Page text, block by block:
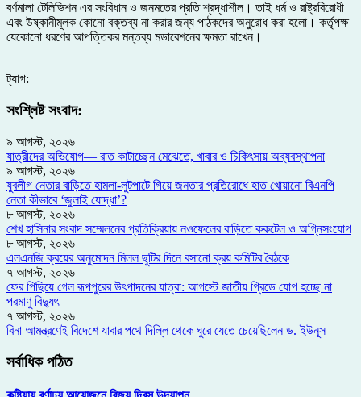
বর্ণমালা টেলিভিশন এর সংবিধান ও জনমতের প্রতি শ্রদ্ধাশীল। তাই ধর্ম ও রাষ্ট্রবিরোধী
এবং উষ্কানীমূলক কোনো বক্তব্য না করার জন্য পাঠকদের অনুরোধ করা হলো। কর্তৃপক্ষ
যেকোনো ধরণের আপত্তিকর মন্তব্য মডারেশনের ক্ষমতা রাখেন।
ট্যাগ:
সংশ্লিষ্ট সংবাদ:
৯ আগস্ট, ২০২৬
যাত্রীদের অভিযোগ— রাত কাটাচ্ছেন মেঝেতে, খাবার ও চিকিৎসায় অব্যবস্থাপনা
৯ আগস্ট, ২০২৬
যুবলীগ নেতার বাড়িতে হামলা-লুটপাটে গিয়ে জনতার প্রতিরোধে হাত খোয়ানো বিএনপি
নেতা কীভাবে ‘জুলাই যোদ্ধা’?
৮ আগস্ট, ২০২৬
শেখ হাসিনার সংবাদ সম্মেলনের প্রতিক্রিয়ায় নওফেলের বাড়িতে ককটেল ও অগ্নিসংযোগ
৮ আগস্ট, ২০২৬
এলএনজি ক্রয়ের অনুমোদন মিলল ছুটির দিনে বসানো ক্রয় কমিটির বৈঠকে
৭ আগস্ট, ২০২৬
ফের পিছিয়ে গেল রূপপুরের উৎপাদনের যাত্রা: আগস্টে জাতীয় গ্রিডে যোগ হচ্ছে না
পরমাণু বিদ্যুৎ
৭ আগস্ট, ২০২৬
বিনা আমন্ত্রণেই বিদেশে যাবার পথে দিল্লি থেকে ঘুরে যেতে চেয়েছিলেন ড. ইউনূস
সর্বাধিক পঠিত